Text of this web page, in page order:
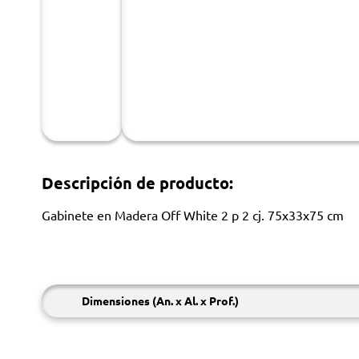
Descripción de producto:
Gabinete en Madera Off White 2 p 2 cj. 75x33x75 cm
Dimensiones (An. x Al. x Prof.)